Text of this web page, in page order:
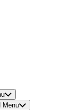
Menu